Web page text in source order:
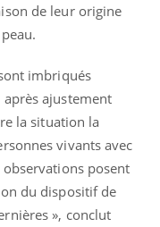
de leur origine
imbriqués
après ajustement
la situation la
vivants avec
posent
du dispositif de
», conclut